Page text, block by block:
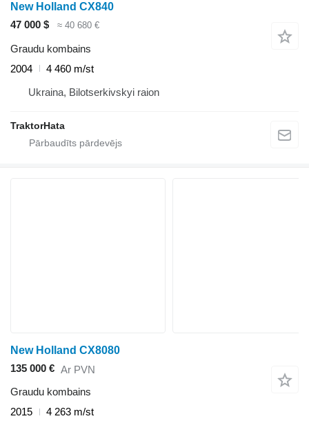
New Holland CX840
47 000 $
≈ 40 680 €
Graudu kombains
2004
4 460 m/st
Ukraina, Bilotserkivskyi raion
TraktorHata
New Holland CX8080
135 000 € Ar PVN
Graudu kombains
2015
4 263 m/st